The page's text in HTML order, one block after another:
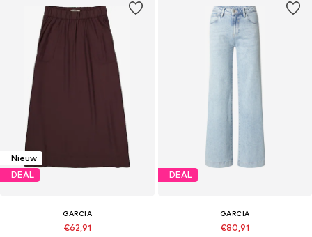
Nieuw
DEAL
GARCIA
€62,91
DEAL
GARCIA
€80,91